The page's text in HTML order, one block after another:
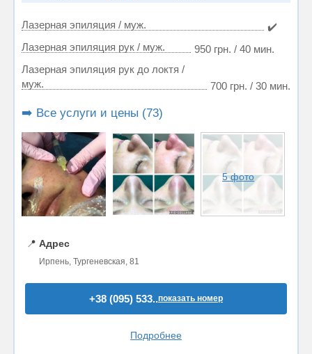
Лазерная эпиляция / муж.
✔️
Лазерная эпиляция рук / муж.
950 грн. / 40 мин.
Лазерная эпиляция рук до локтя /
муж.
700 грн. / 30 мин.
➡️ Все услуги и цены (73)
5 фото
📍 Адрес
Ирпень, Тургеневская, 81
+38 (095) 533..показать номер
Подробнее